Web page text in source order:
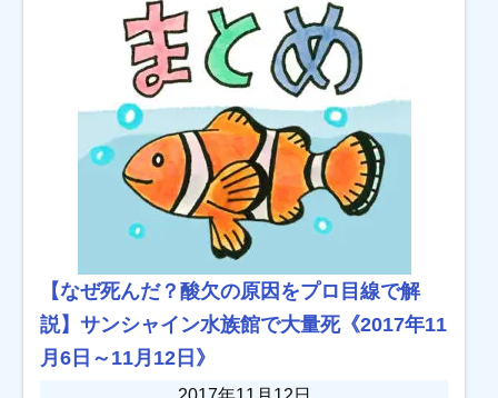
【なぜ死んだ？酸欠の原因をプロ目線で解
説】サンシャイン水族館で大量死《2017年11
月6日～11月12日》